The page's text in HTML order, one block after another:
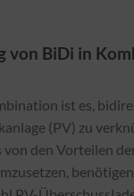
von BiDi in
ist es,
(PV) zu
von den Vorteilen